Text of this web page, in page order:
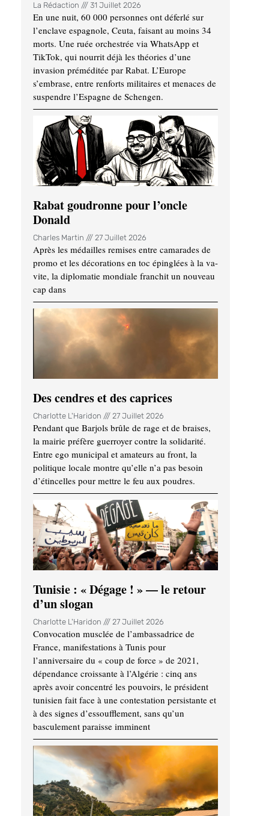
La Rédaction 31 Juillet 2026
En une nuit, 60 000 personnes ont déferlé sur
l’enclave espagnole, Ceuta, faisant au moins 34
morts. Une ruée orchestrée via WhatsApp et
TikTok, qui nourrit déjà les théories d’une
invasion préméditée par Rabat. L’Europe
s’embrase, entre renforts militaires et menaces de
suspendre l’Espagne de Schengen.
Rabat goudronne pour l’oncle
Donald
Charles Martin 27 Juillet 2026
Après les médailles remises entre camarades de
promo et les décorations en toc épinglées à la va-
vite, la diplomatie mondiale franchit un nouveau
cap dans
Des cendres et des caprices
Charlotte L'Haridon 27 Juillet 2026
Pendant que Barjols brûle de rage et de braises,
la mairie préfère guerroyer contre la solidarité.
Entre ego municipal et amateurs au front, la
politique locale montre qu’elle n’a pas besoin
d’étincelles pour mettre le feu aux poudres.
Tunisie : « Dégage ! » — le retour
d’un slogan
Charlotte L'Haridon 27 Juillet 2026
Convocation musclée de l’ambassadrice de
France, manifestations à Tunis pour
l’anniversaire du « coup de force » de 2021,
dépendance croissante à l’Algérie : cinq ans
après avoir concentré les pouvoirs, le président
tunisien fait face à une contestation persistante et
à des signes d’essoufflement, sans qu’un
basculement paraisse imminent